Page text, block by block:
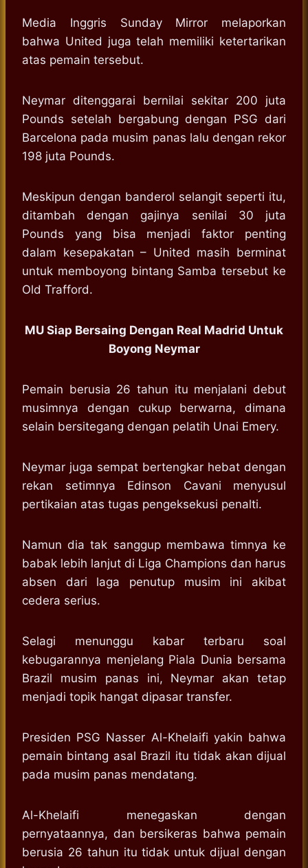
Media Inggris Sunday Mirror melaporkan
bahwa United juga telah memiliki ketertarikan
atas pemain tersebut.
Neymar ditenggarai bernilai sekitar 200 juta
Pounds setelah bergabung dengan PSG dari
Barcelona pada musim panas lalu dengan rekor
198 juta Pounds.
Meskipun dengan banderol selangit seperti itu,
ditambah dengan gajinya senilai 30 juta
Pounds yang bisa menjadi faktor penting
dalam kesepakatan – United masih berminat
untuk memboyong bintang Samba tersebut ke
Old Trafford.
MU Siap Bersaing Dengan Real Madrid Untuk
Boyong Neymar
Pemain berusia 26 tahun itu menjalani debut
musimnya dengan cukup berwarna, dimana
selain bersitegang dengan pelatih Unai Emery.
Neymar juga sempat bertengkar hebat dengan
rekan setimnya Edinson Cavani menyusul
pertikaian atas tugas pengeksekusi penalti.
Namun dia tak sanggup membawa timnya ke
babak lebih lanjut di Liga Champions dan harus
absen dari laga penutup musim ini akibat
cedera serius.
Selagi menunggu kabar terbaru soal
kebugarannya menjelang Piala Dunia bersama
Brazil musim panas ini, Neymar akan tetap
menjadi topik hangat dipasar transfer.
Presiden PSG Nasser Al-Khelaifi yakin bahwa
pemain bintang asal Brazil itu tidak akan dijual
pada musim panas mendatang.
Al-Khelaifi menegaskan dengan
pernyataannya, dan bersikeras bahwa pemain
berusia 26 tahun itu tidak untuk dijual dengan